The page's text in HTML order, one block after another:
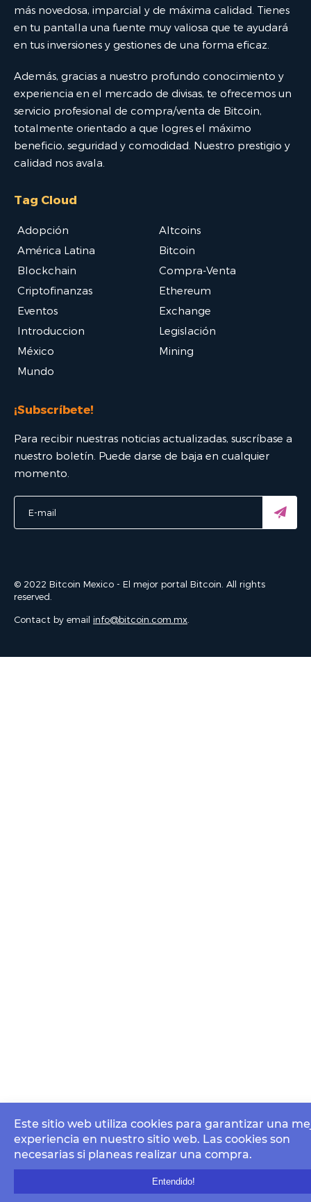
más novedosa, imparcial y de máxima calidad. Tienes
en tu pantalla una fuente muy valiosa que te ayudará
en tus inversiones y gestiones de una forma eficaz.
Además, gracias a nuestro profundo conocimiento y
experiencia en el mercado de divisas, te ofrecemos un
servicio profesional de compra/venta de Bitcoin,
totalmente orientado a que logres el máximo
beneficio, seguridad y comodidad. Nuestro prestigio y
calidad nos avala.
Tag Cloud
Adopción
Altcoins
América Latina
Bitcoin
Blockchain
Compra-Venta
Criptofinanzas
Ethereum
Eventos
Exchange
Introduccion
Legislación
México
Mining
Mundo
¡Subscríbete!
Para recibir nuestras noticias actualizadas, suscríbase a
nuestro boletín. Puede darse de baja en cualquier
momento.
© 2022 Bitcoin Mexico - El mejor portal Bitcoin. All rights
reserved.
Contact by email info@bitcoin.com.mx.
Este sitio web utiliza cookies para garantizar una
experiencia en nuestro sitio web. Las cookies son
necesarias si planeas realizar una compra.
Entendido!